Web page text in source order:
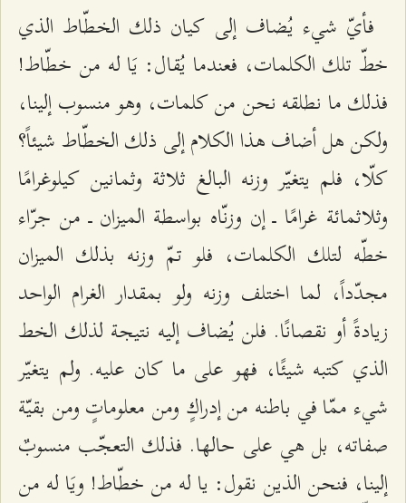
فأيّ شيء يُضاف إلى كيان ذلك الخطّاط الذي
خطّ تلك الكلمات، فعندما يُقال: يَا له من خطّاط!
فذلك ما نطلقه نحن من كلمات، وهو منسوب إلينا،
ولكن هل أضاف هذا الكلام إلى ذلك الخطّاط شيئاً؟
كلّا، فلم يتغيّر وزنه البالغ ثلاثة وثمانين كيلوغرامًا
وثلاثمائة غرامًا ــ إن وزنّاه بواسطة الميزان ــ من جرّاء
خطّه لتلك الكلمات، فلو تمّ وزنه بذلك الميزان
مجدّداً، لما اختلف وزنه ولو بمقدار الغرام الواحد
زيادةً أو نقصانًا. فلن يُضاف إليه نتيجة لذلك الخط
الذي كتبه شيئًا، فهو على ما كان عليه. ولم يتغيّر
شيء ممّا في باطنه من إدراكٍ ومن معلوماتٍ ومن بقيّة
صفاته، بل هي على حالها. فذلك التعجّب منسوبٌ
إلينا، فنحن الذين نقول: يا له من خطّاط! ويَا له من